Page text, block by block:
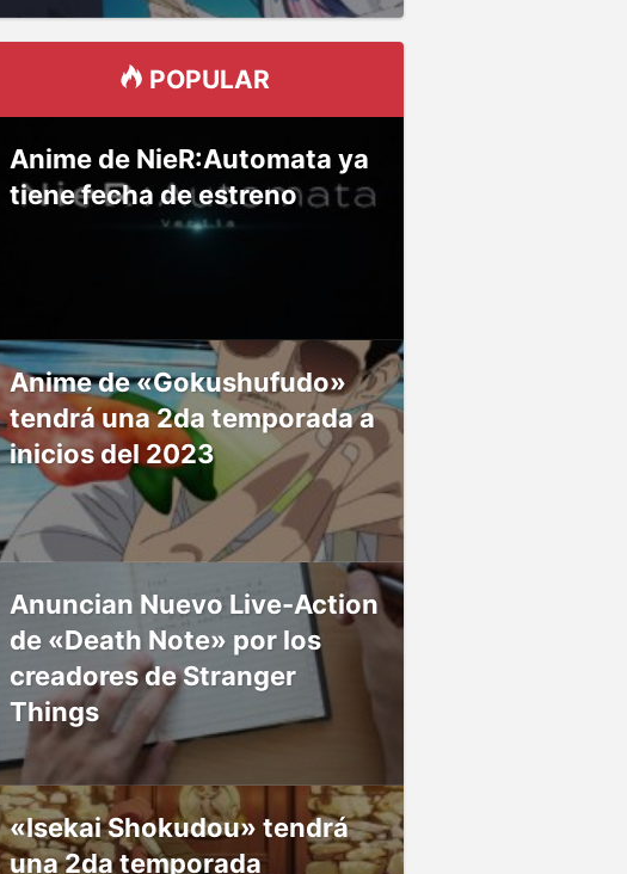
POPULAR
Anime de NieR:Automata ya
tiene fecha de estreno
Anime de «Gokushufudo»
tendrá una 2da temporada a
inicios del 2023
Anuncian Nuevo Live-Action
de «Death Note» por los
creadores de Stranger
Things
«Isekai Shokudou» tendrá
una 2da temporada